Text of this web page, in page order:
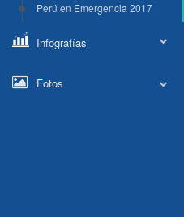
Perú en Emergencia 2017
Infografías
Fotos